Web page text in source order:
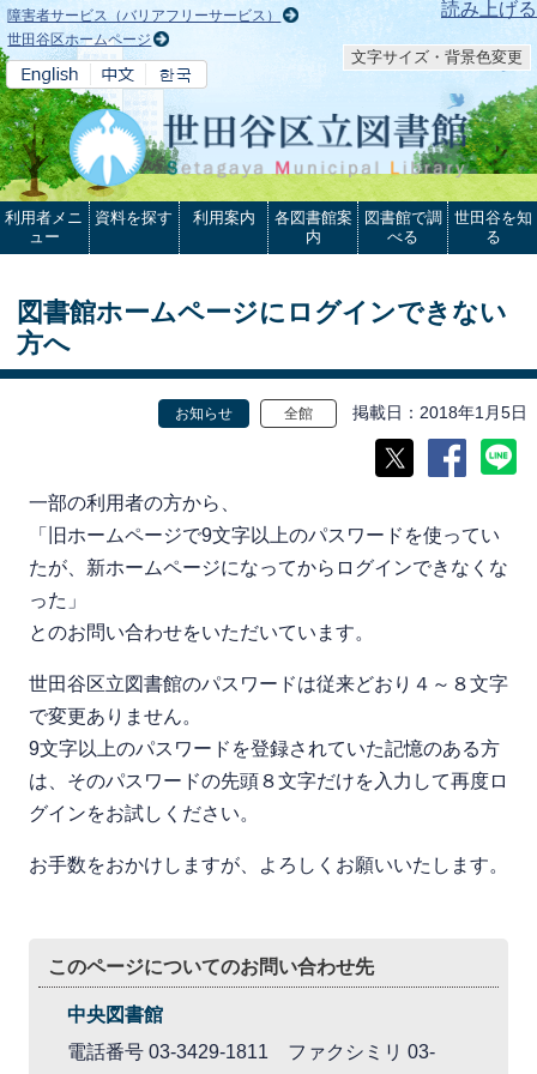
本文へ 読み上げる
障害者サービス（バリアフリーサービス）
世田谷区ホームページ
文字サイズ・背景色変更
利用者メニ
ュー
資料を探す 利用案内
各図書館案
内
図書館で調
べる
世田谷を知
る
図書館ホームページにログインできない
方へ
お知らせ 全館 掲載日 2018年1月5日
一部の利用者の方から、
「旧ホームページで9文字以上のパスワードを使ってい
たが、新ホームページになってからログインできなくな
った」
とのお問い合わせをいただいています。
世田谷区立図書館のパスワードは従来どおり４～８文字
で変更ありません。
9文字以上のパスワードを登録されていた記憶のある方
は、そのパスワードの先頭８文字だけを入力して再度ロ
グインをお試しください。
お手数をおかけしますが、よろしくお願いいたします。
このページについてのお問い合わせ先
中央図書館
電話番号 03-3429-1811 ファクシミリ 03-